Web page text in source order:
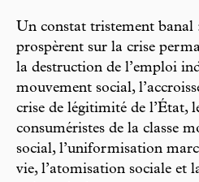
Un constat tristement banal
prospèrent sur la crise
la destruction de l’emploi
mouvement social,
crise de légitimité de l’État,
consuméristes de la classe
social, l’uniformisation
vie, l’atomisation sociale et